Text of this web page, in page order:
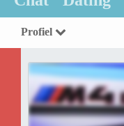
Profiel